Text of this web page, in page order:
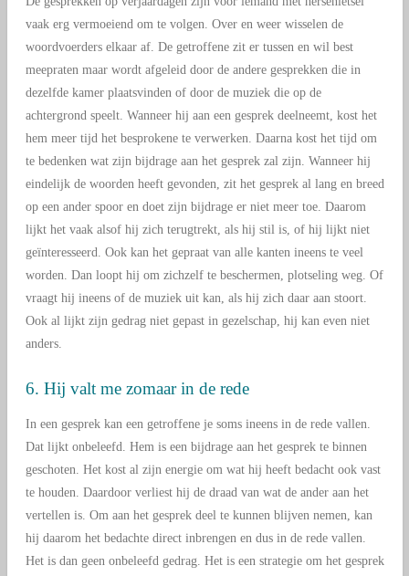
vaak erg vermoeiend om te volgen. Over en weer wisselen de
woordvoerders elkaar af. De getroffene zit er tussen en wil best
meepraten maar wordt afgeleid door de andere gesprekken die in
dezelfde kamer plaatsvinden of door de muziek die op de
achtergrond speelt. Wanneer hij aan een gesprek deelneemt, kost het
hem meer tijd het besprokene te verwerken. Daarna kost het tijd om
te bedenken wat zijn bijdrage aan het gesprek zal zijn. Wanneer hij
eindelijk de woorden heeft gevonden, zit het gesprek al lang en breed
op een ander spoor en doet zijn bijdrage er niet meer toe. Daarom
lijkt het vaak alsof hij zich terugtrekt, als hij stil is, of hij lijkt niet
geïnteresseerd. Ook kan het gepraat van alle kanten ineens te veel
worden. Dan loopt hij om zichzelf te beschermen, plotseling weg. Of
vraagt hij ineens of de muziek uit kan, als hij zich daar aan stoort.
Ook al lijkt zijn gedrag niet gepast in gezelschap, hij kan even niet
anders.
6. Hij valt me zomaar in de rede
In een gesprek kan een getroffene je soms ineens in de rede vallen.
Dat lijkt onbeleefd. Hem is een bijdrage aan het gesprek te binnen
geschoten. Het kost al zijn energie om wat hij heeft bedacht ook vast
te houden. Daardoor verliest hij de draad van wat de ander aan het
vertellen is. Om aan het gesprek deel te kunnen blijven nemen, kan
hij daarom het bedachte direct inbrengen en dus in de rede vallen.
Het is dan geen onbeleefd gedrag. Het is een strategie om het gesprek